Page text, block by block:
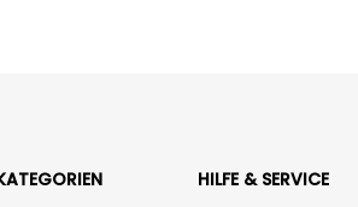
HILFE & SERVICE